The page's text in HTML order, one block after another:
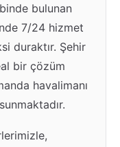
bulunan
7/24 hizmet
duraktır. Şehir
bir çözüm
havalimanı